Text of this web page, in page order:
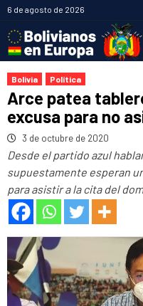
Saltar
contenido
6 de agosto de 2026
Bolivia Política
Arce patea
excusa para no
3 de octubre de 2020
Desde el partido azul
supuestamente esperan
para asistir a la cita del